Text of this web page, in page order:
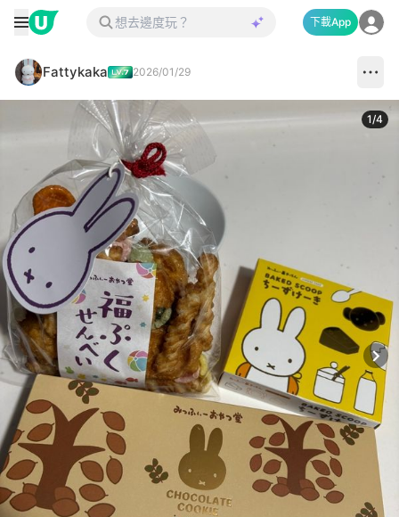
下載App
Fattykaka 2026/01/29
1/4